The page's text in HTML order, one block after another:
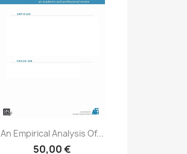
An Empirical Analysis Of...
50,00 €